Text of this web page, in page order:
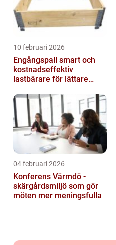
10 februari 2026
Engångspall smart och
kostnadseffektiv
lastbärare för lättare
04 februari 2026
Konferens Värmdö -
skärgårdsmiljö som gör
möten mer meningsfulla